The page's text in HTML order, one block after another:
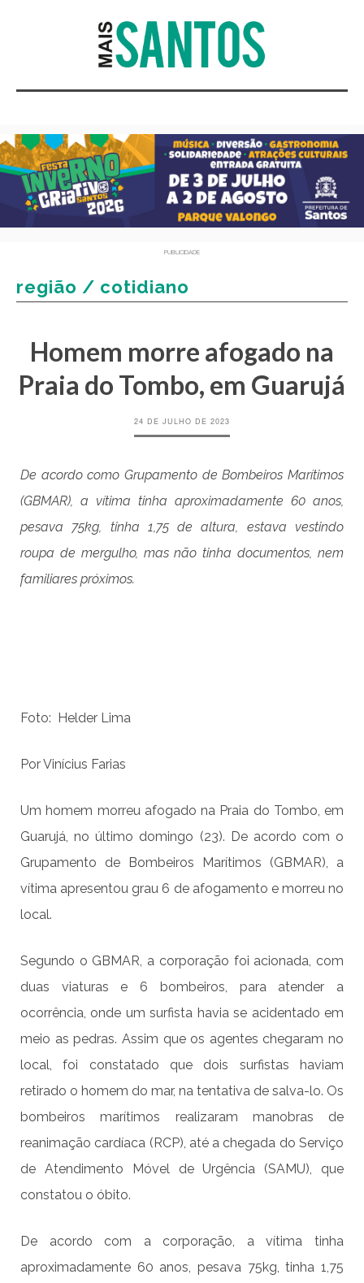
PUBLICIDADE
região / cotidiano
Homem morre afogado na
Praia do Tombo, em Guarujá
24 DE JULHO DE 2023
De acordo como Grupamento de Bombeiros Marítimos
(GBMAR), a vítima tinha aproximadamente 60 anos,
pesava 75kg, tinha 1,75 de altura, estava vestindo
roupa de mergulho, mas não tinha documentos, nem
familiares próximos.
Foto: Helder Lima
Por Vinícius Farias
Um homem morreu afogado na Praia do Tombo, em
Guarujá, no último domingo (23). De acordo com o
Grupamento de Bombeiros Marítimos (GBMAR), a
vítima apresentou grau 6 de afogamento e morreu no
local.
Segundo o GBMAR, a corporação foi acionada, com
duas viaturas e 6 bombeiros, para atender a
ocorrência, onde um surfista havia se acidentado em
meio as pedras. Assim que os agentes chegaram no
local, foi constatado que dois surfistas haviam
retirado o homem do mar, na tentativa de salva-lo. Os
bombeiros marítimos realizaram manobras de
reanimação cardíaca (RCP), até a chegada do Serviço
de Atendimento Móvel de Urgência (SAMU), que
constatou o óbito.
De acordo com a corporação, a vítima tinha
aproximadamente 60 anos, pesava 75kg, tinha 1,75